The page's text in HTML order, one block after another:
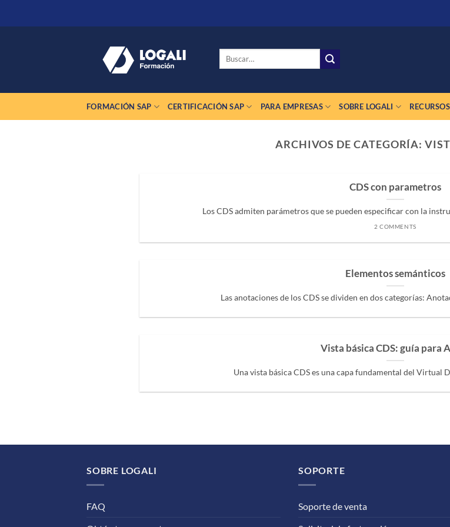
Buscar
FORMACIÓN SAP CERTIFICACIÓN SAP PARA EMPRESAS SOBRE LOGALI RECURSOS
ARCHIVOS DE CATEGORÍA:
CDS con parametros
Los CDS admiten parámetros que se pueden especificar con la
2 COMMENTS
Elementos semánticos
Las anotaciones de los CDS se dividen en dos categorías:
Vista básica CDS: guía para
Una vista básica CDS es una capa fundamental del Virtual
SOBRE LOGALI
FAQ
SOPORTE
Soporte de venta